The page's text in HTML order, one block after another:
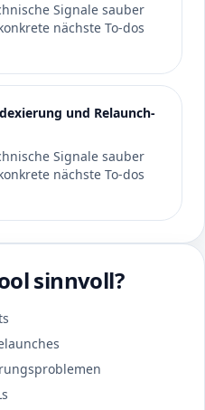
Signale sauber
nächste To-dos
und Relaunch-
Signale sauber
nächste To-dos
sinnvoll?